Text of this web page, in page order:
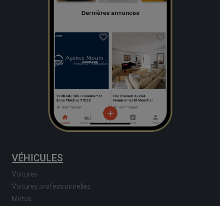
VÉHICULES
Voitures
Voitures professionnelles
Motos